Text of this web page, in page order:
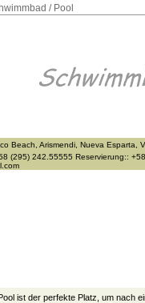
/ Pool
Beach, Arismendi, Nueva Esparta,
(295) 242.55555 Reservierung::
ist der perfekte Platz, um nach